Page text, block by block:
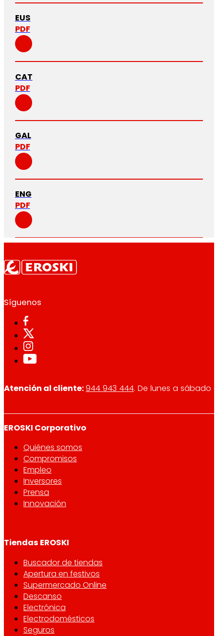
EUS
PDF
CAT
PDF
GAL
PDF
ENG
PDF
Síguenos
Atención al cliente:944 943 444. De lunes a sábado
EROSKI Corporativo
Quiénes somos
Compromisos
Empleo
Inversores
Prensa
Innovación
Tiendas EROSKI
Buscador de tiendas
Apertura en festivos
Supermercado Online
Descanso
Electrónica
Electrodomésticos
Seguros